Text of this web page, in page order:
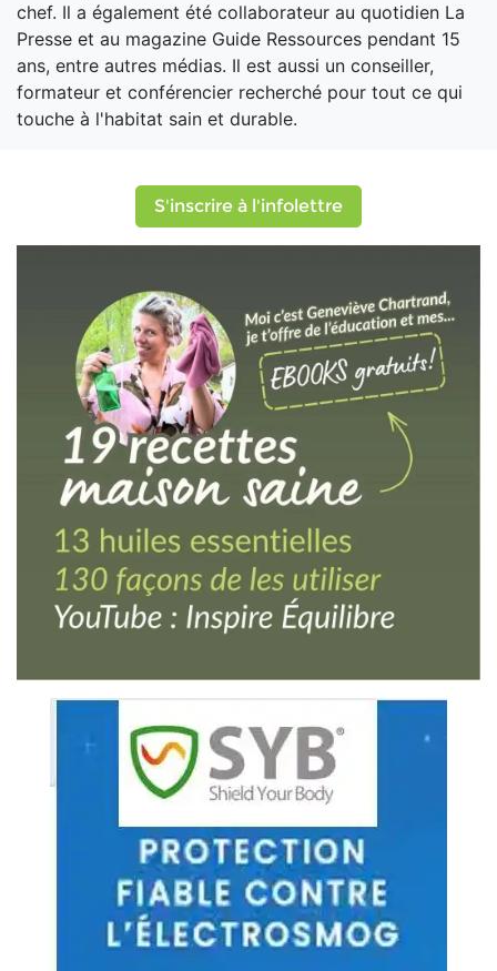
chef. Il a également été collaborateur au quotidien La
Presse et au magazine Guide Ressources pendant 15
ans, entre autres médias. Il est aussi un conseiller,
formateur et conférencier recherché pour tout ce qui
touche à l'habitat sain et durable.
S'inscrire à l'infolettre